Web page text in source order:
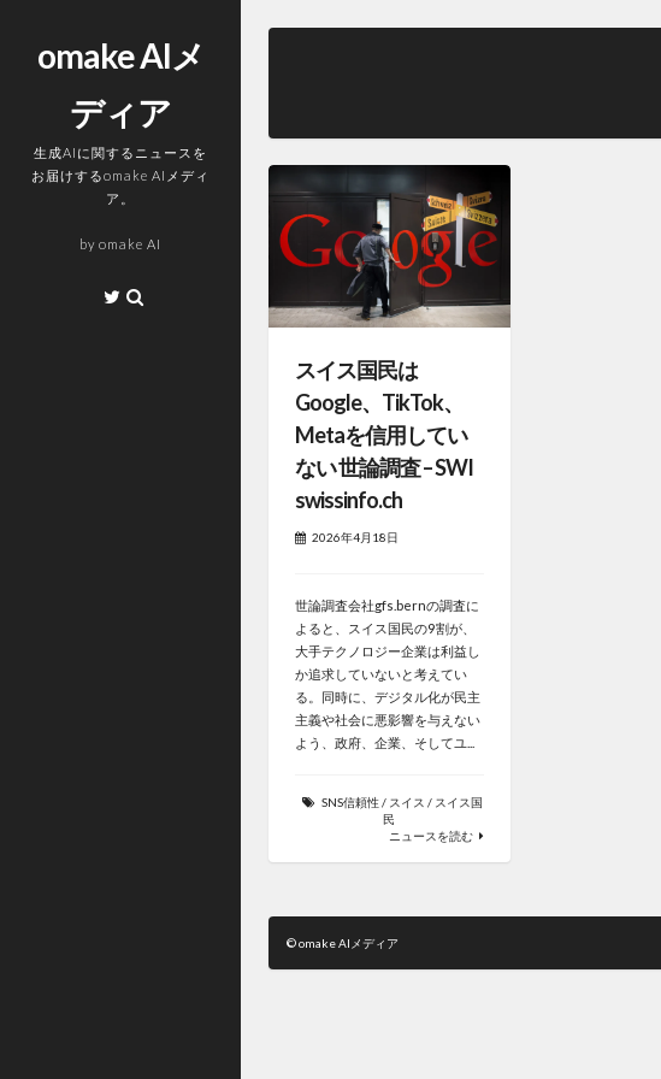
omake AIメ
ディア
生成AIに関するニュースを
お届けするomake AIメディ
ア。
by omake AI
Twitter
スイス国民は
Google、TikTok、
Metaを信用してい
ない 世論調査 – SWI
swissinfo.ch
2026年4月18日
世論調査会社gfs.bernの調査に
よると、スイス国民の9割が、
大手テクノロジー企業は利益し
か追求していないと考えてい
る。同時に、デジタル化が民主
主義や社会に悪影響を与えない
よう、政府、企業、そしてユ...
SNS信頼性/ スイス / スイス国
民
ニュースを読む
© omake AIメディア